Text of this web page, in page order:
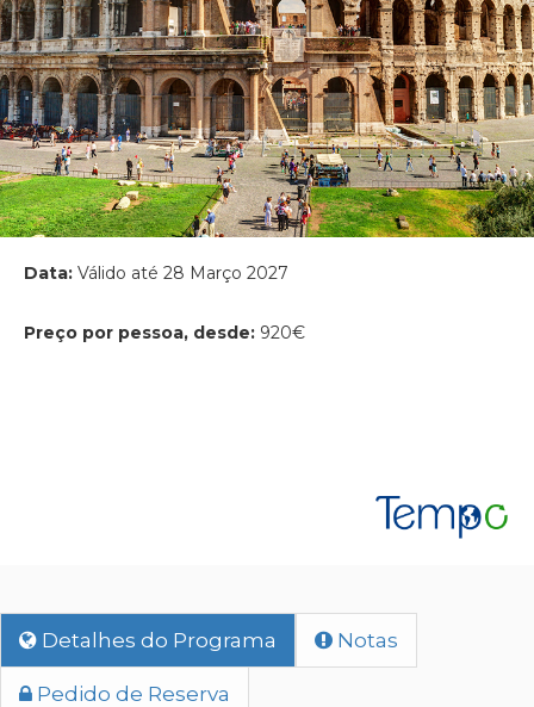
Data: Válido até 28 Março 2027
Preço por pessoa, desde: 920€
Detalhes do Programa Notas
Pedido de Reserva